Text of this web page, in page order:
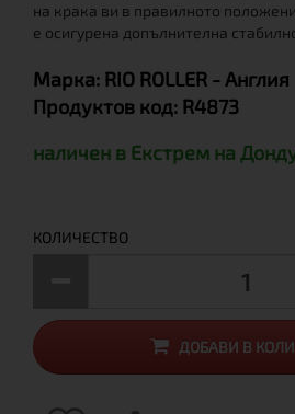
на крака ви в правилното
е осигурена допълнителна
Марка: RIO ROLLER - Англия
Продуктов код: R4873
наличен в Екстрем на
КОЛИЧЕСТВО
ДОБАВИ В